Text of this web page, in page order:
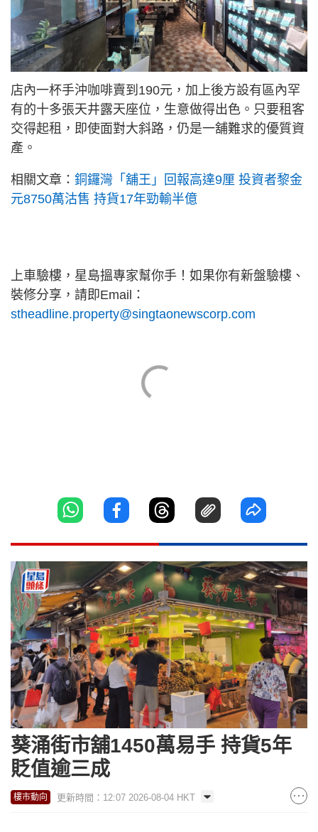
店內一杯手沖咖啡賣到190元，加上後方設有區內罕
有的十多張天井露天座位，生意做得出色。只要租客
交得起租，即使面對大斜路，仍是一舖難求的優質資
產。
相關文章： 銅鑼灣「舖王」回報高達9厘 投資者黎金
元8750萬沽售 持貨17年勁輸半億
上車驗樓，星島搵專家幫你手！如果你有新盤驗樓、
裝修分享，請即Email：
stheadline.property@singtaonewscorp.com
葵涌街市舖1450萬易手 持貨5年
貶值逾三成
樓市動向 更新時間：12:07 2026-08-04 HKT